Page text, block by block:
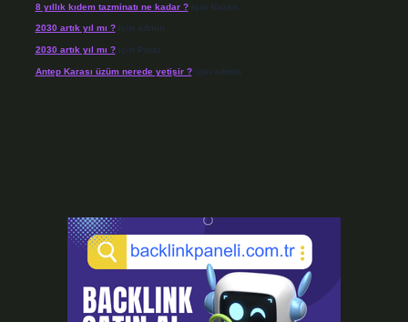
8 yıllık kıdem tazminatı ne kadar ?için Nazan
2030 artık yıl mı ?için admin
2030 artık yıl mı ?için Pınar
Antep Karası üzüm nerede yetişir ?için admin